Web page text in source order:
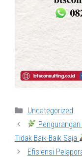
Categories
Uncategorized
Tidak Baik-Baik Saja
Efisiensi